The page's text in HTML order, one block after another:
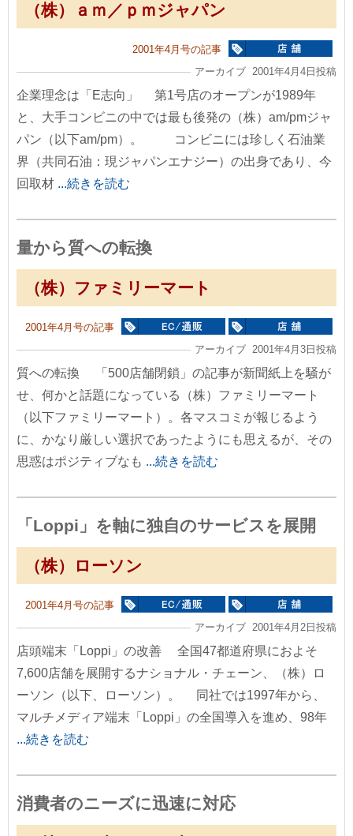
（株）ａｍ／ｐｍジャパン
2001年4月号の記事
アーカイブ 2001年4月4日投稿
企業理念は「E志向」 第1号店のオープンが1989年
と、大手コンビニの中では最も後発の（株）am/pmジャ
パン（以下am/pm）。 コンビニには珍しく石油業
界（共同石油：現ジャパンエナジー）の出身であり、今
回取材 ...続きを読む
量から質への転換
（株）ファミリーマート
2001年4月号の記事
アーカイブ 2001年4月3日投稿
質への転換 「500店舗閉鎖」の記事が新聞紙上を騒が
せ、何かと話題になっている（株）ファミリーマート
（以下ファミリーマート）。各マスコミが報じるよう
に、かなり厳しい選択であったようにも思えるが、その
思惑はポジティブなも ...続きを読む
「Loppi」を軸に独自のサービスを展開
（株）ローソン
2001年4月号の記事
アーカイブ 2001年4月2日投稿
店頭端末「Loppi」の改善 全国47都道府県におよそ
7,600店舗を展開するナショナル・チェーン、（株）ロ
ーソン（以下、ローソン）。 同社では1997年から、
マルチメディア端末「Loppi」の全国導入を進め、98年
...続きを読む
消費者のニーズに迅速に対応